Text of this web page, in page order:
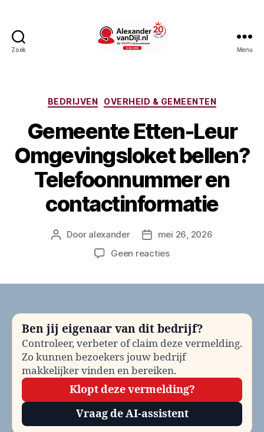
Zoek Menu
Categorieën
BEDRIJVEN OVERHEID & GEMEENTEN
Gemeente Etten-Leur
Omgevingsloket bellen?
Telefoonnummer en
contactinformatie
Berichtauteur
Door alexander Berichtdatum
mei 26, 2026
Geen reactiesop
bellen?
Telefoonnummer
en
contactinformatie
Ben jij eigenaar van dit bedrijf?
Controleer, verbeter of claim deze vermelding.
Zo kunnen bezoekers jouw bedrijf
makkelijker vinden en bereiken.
Klopt deze vermelding?
Vraag de AI-assistent